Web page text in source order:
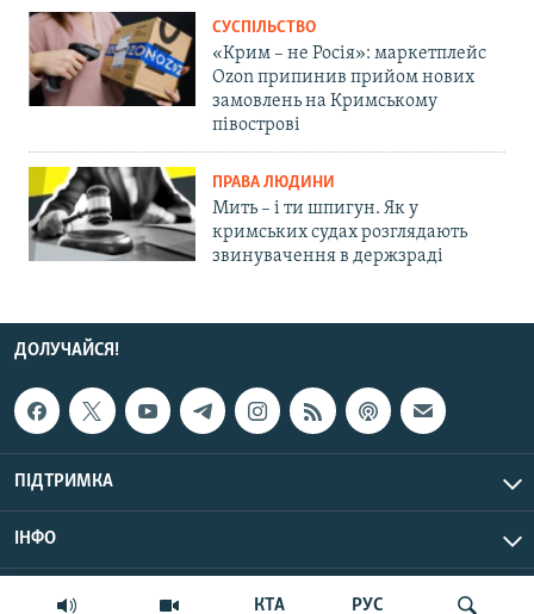
КТА РУС
СУСПІЛЬСТВО
«Крим – не Росія»: маркетплейс
Ozon припинив прийом нових
замовлень на Кримському
півострові
ПРАВА ЛЮДИНИ
Мить – і ти шпигун. Як у
кримських судах розглядають
звинувачення в держзраді
ДОЛУЧАЙСЯ!
ПІДТРИМКА
ІНФО
© Крим.Реалії, 2026 | Усі права застережено.